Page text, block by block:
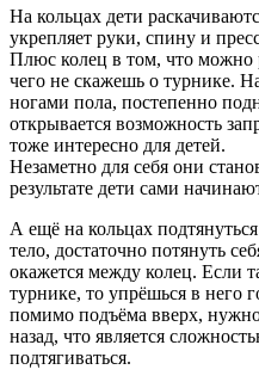
На кольцах дети
укрепляет руки, спину и
Плюс колец в том, что можно
чего не скажешь о турнике.
ногами пола, постепенно
открывается возможность
тоже интересно для детей.
Незаметно для себя они
результате дети сами
А ещё на кольцах
тело, достаточно потянуть
окажется между колец. Если
турнике, то упрёшься в него
помимо подъёма вверх,
назад, что является
подтягиваться.